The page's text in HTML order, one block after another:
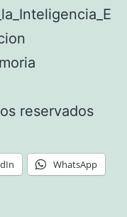
reservados
WhatsApp